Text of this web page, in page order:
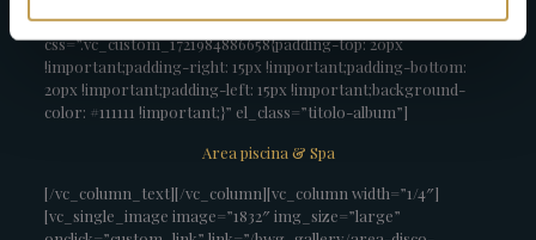
!important;}”][vc_column_text
css=”.vc_custom_1721984886658{padding-top: 20px
!important;padding-right: 15px !important;padding-bottom:
20px !important;padding-left: 15px !important;background-
color: #111111 !important;}” el_class=”titolo-album”]
Area piscina & Spa
[/vc_column_text][/vc_column][vc_column width=”1/4″]
[vc_single_image image=”1832″ img_size=”large”